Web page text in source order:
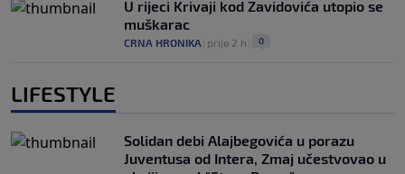
U rijeci Krivaji kod Zavidovića utopio se
muškarac
CRNA HRONIKA prije 2 h 0
LIFESTYLE
Solidan debi Alajbegovića u porazu
Juventusa od Intera, Zmaj učestvovao u